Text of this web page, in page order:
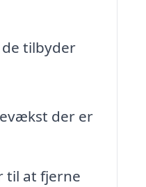
tilbyder
der er
til at fjerne